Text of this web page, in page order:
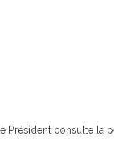
Président consulte la